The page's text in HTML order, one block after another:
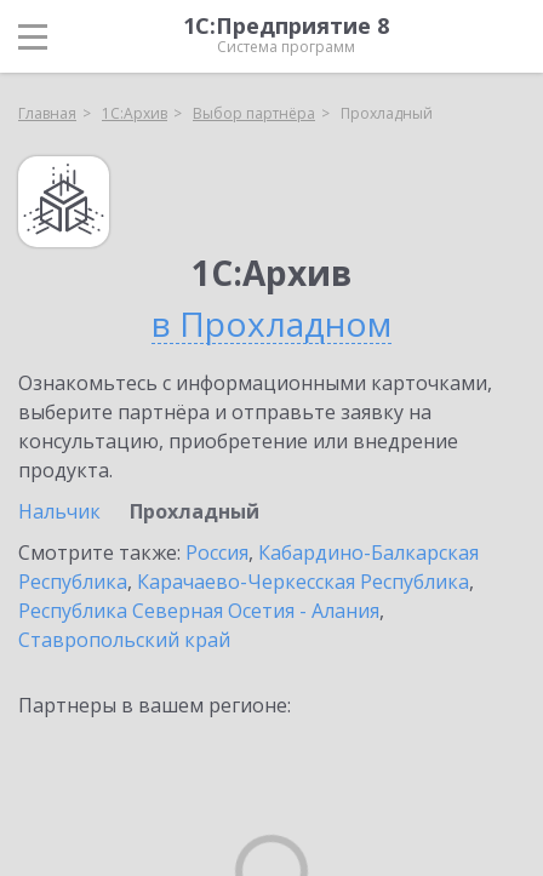
1С:Предприятие 8
Система программ
Главная 1С:Архив Выбор партнёра Прохладный
1С:Архив
в Прохладном
Ознакомьтесь с информационными карточками,
выберите партнёра и отправьте заявку на
консультацию, приобретение или внедрение
продукта.
Нальчик
Прохладный
Смотрите также: Россия, Кабардино-Балкарская
Республика, Карачаево-Черкесская Республика,
Республика Северная Осетия - Алания,
Ставропольский край
Партнеры в вашем регионе: